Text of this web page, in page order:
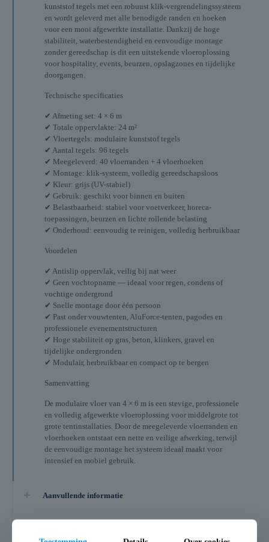
kunststof tegels met een robuust klik-vergrendelingssysteem
en wordt geleverd met alle benodigde randen en hoeken
voor een mooi afgewerkte installatie. Dankzij de hoge
stabiliteit, waterbestendigheid en eenvoudige montage
zonder gereedschap is dit een uitstekende vloeroplossing
voor hospitality, events, beurzen, opslagzones en tijdelijke
doorgangen.
Technische specificaties
✔ Afmeting set: 4 × 6 m
✔ Totale oppervlakte: 24 m²
✔ Vloertegels: modulaire kunststof tegels
✔ Aantal tegels: 96 tegels
✔ Meegeleverd: 40 vloerranden + 4 vloerhoeken
✔ Montage: klik-systeem, volledig gereedschapsloos
✔ Kleur: grijs (UV-stabiel)
✔ Gebruik: geschikt voor binnen en buiten
✔ Belastbaarheid: stabiel voor voetverkeer, horeca-
toepassingen, beurzen en lichte rollende belasting
✔ Onderhoud: eenvoudig te reinigen, volledig herbruikbaar
Voordelen
✔ Antislip oppervlak, veilig bij nat weer
✔ Geen vochtopname — ideaal voor regen, condens of
vochtige ondergrond
✔ Snelle montage door één persoon
✔ Past onder vouwtenten, AluForce-tenten, pagodes en
professionele evenementstructuren
✔ Hoge stabiliteit op gras, beton, klinkers, gravel en
tijdelijke ondergronden
✔ Modulair, herbruikbaar en compact op te bergen
Samenvatting
De modulaire vloer van 4 × 6 m is een stevige, professionele
en volledig afgewerkte vloeroplossing voor middelgrote tot
grote tentinstallaties. Door de meegeleverde vloerranden en
vloerhoeken ontstaat een nette en veilige afwerking, terwijl
de eenvoudige montage het systeem ideaal maakt voor
intensief en mobiel gebruik.
Aanvullende informatie